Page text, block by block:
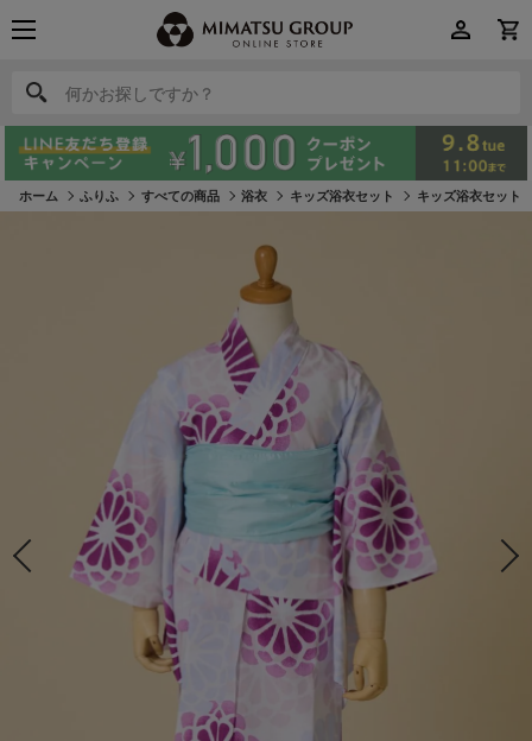
何かお探しですか？
何かお探しですか？
ホーム ふりふ すべての商品 浴衣 キッズ浴衣セット キッズ浴衣セット